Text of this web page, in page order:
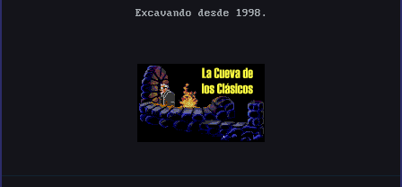
Excavando desde 1998.